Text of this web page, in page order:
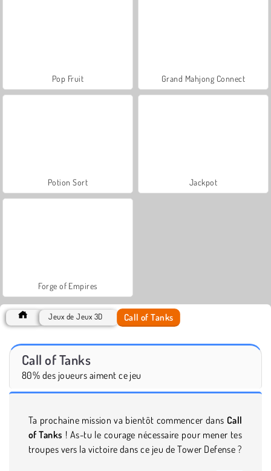
Pop Fruit Grand Mahjong Connect
Potion Sort Jackpot
Forge of Empires
Jeux de Jeux 3D Call of Tanks
Call of Tanks
80% des joueurs aiment ce jeu
Ta prochaine mission va bientôt commencer dans Call
of Tanks ! As-tu le courage nécessaire pour mener tes
troupes vers la victoire dans ce jeu de Tower Defense ?